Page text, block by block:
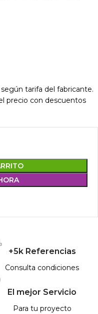
tarifa del fabricante.
precio con descuentos
+5k Referencias
Consulta condiciones
El mejor Servicio
Para tu proyecto